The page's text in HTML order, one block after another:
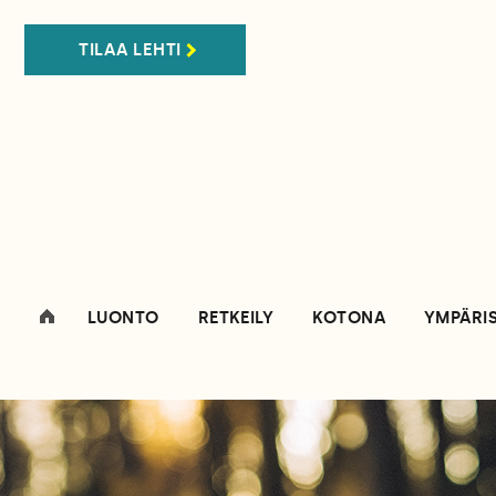
TILAA LEHTI
LUONTO RETKEILY KOTONA